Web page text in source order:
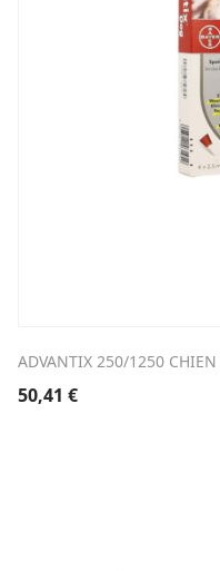
ADVANTIX 250/1250
50,41 €